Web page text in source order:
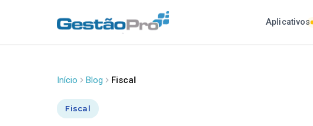
Aplicativos
Início Blog Fiscal
Fiscal